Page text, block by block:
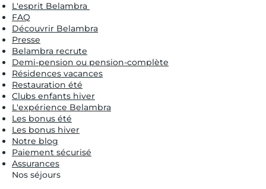
L'esprit Belambra
FAQ
Découvrir Belambra
Presse
Belambra recrute
Demi-pension ou pension-complète
Résidences vacances
Restauration été
Clubs enfants hiver
L'expérience Belambra
Les bonus été
Les bonus hiver
Notre blog
Paiement sécurisé
Assurances
Nos séjours